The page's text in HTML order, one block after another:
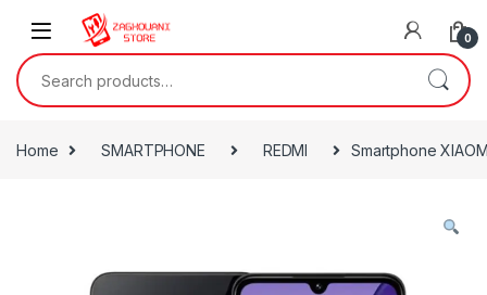
0
Home SMARTPHONE REDMI Smartphone